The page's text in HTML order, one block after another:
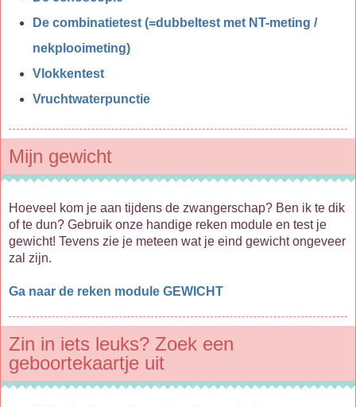
De combinatietest (=dubbeltest met NT-meting /
nekplooimeting)
Vlokkentest
Vruchtwaterpunctie
Mijn gewicht
Hoeveel kom je aan tijdens de zwangerschap? Ben ik te dik
of te dun? Gebruik onze handige reken module en test je
gewicht! Tevens zie je meteen wat je eind gewicht ongeveer
zal zijn.
Ga naar de reken module GEWICHT
Zin in iets leuks? Zoek een
geboortekaartje uit